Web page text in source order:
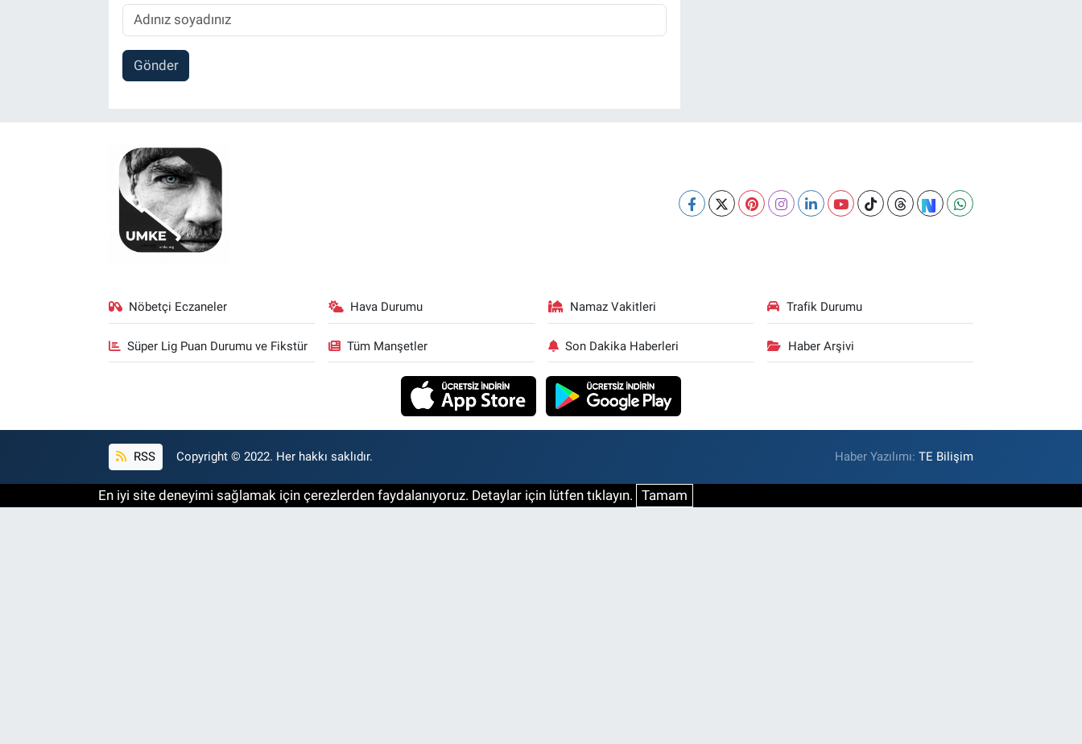
Gönder
Nöbetçi Eczaneler Hava Durumu Namaz Vakitleri Trafik Durumu
Süper Lig Puan Durumu ve Fikstür Tüm Manşetler Son Dakika Haberleri Haber Arşivi
RSS Copyright © 2022. Her hakkı saklıdır. Haber Yazılımı:TE Bilişim
En iyi site deneyimi sağlamak için çerezlerden faydalanıyoruz. Detaylar için lütfen tıklayın. Tamam